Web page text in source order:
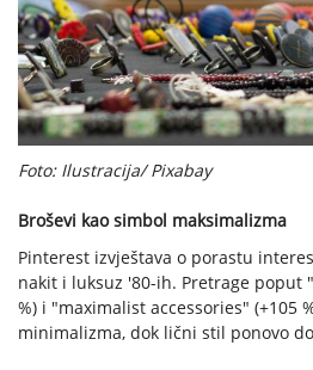
Foto: Ilustracija/ Pixabay
Broševi kao simbol maksimalizma
Pinterest izvještava o porastu
nakit i luksuz '80-ih. Pretrage poput
%) i "maximalist accessories" (+105
minimalizma, dok lični stil ponovo